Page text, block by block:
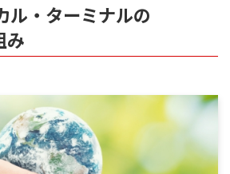
ル・ターミナルの
み